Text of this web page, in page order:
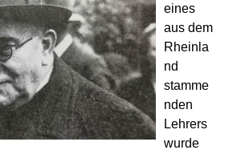
eines
aus dem
Rheinla
nd
stamme
nden
Lehrers
wurde